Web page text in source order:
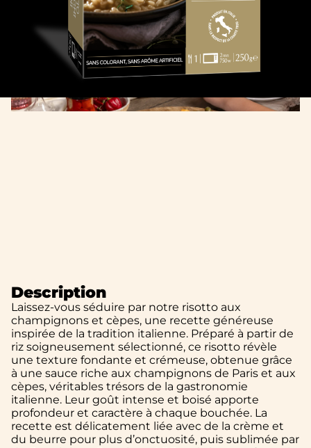
Description
Laissez-vous séduire par notre risotto aux
champignons et cèpes, une recette généreuse
inspirée de la tradition italienne. Préparé à partir de
riz soigneusement sélectionné, ce risotto révèle
une texture fondante et crémeuse, obtenue grâce
à une sauce riche aux champignons de Paris et aux
cèpes, véritables trésors de la gastronomie
italienne. Leur goût intense et boisé apporte
profondeur et caractère à chaque bouchée. La
recette est délicatement liée avec de la crème et
du beurre pour plus d’onctuosité, puis sublimée par